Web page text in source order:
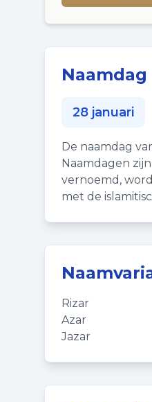
Naamdag
28 januari
De naamdag
Naamdagen
vernoemd,
met de
Rizar
Azar
Jazar